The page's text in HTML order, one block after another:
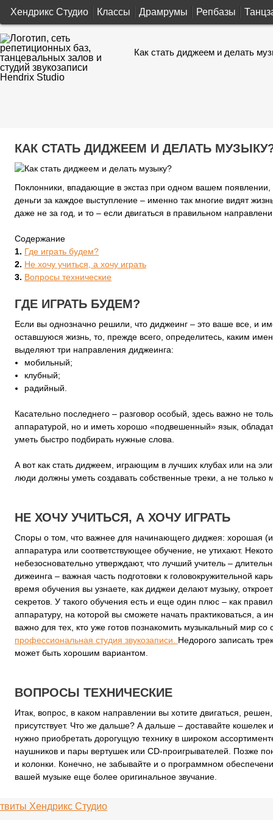
Хендрикс Студио Классы Драмрумы Репбазы
Как стать диджеем и делать
КАК СТАТЬ ДИДЖЕЕМ И ДЕЛАТЬ
Поклонники, впадающие в экстаз при одном вашем
деньги за каждое выступление – именно так многие видят
даже не за год, и то – если двигаться в правильном
Содержание
Где играть будем?
Не хочу учиться, а хочу играть
Вопросы технические
ГДЕ ИГРАТЬ БУДЕМ?
Если вы однозначно решили, что диджеинг – это ваше все, и
оставшуюся жизнь, то, прежде всего, определитесь, каким
выделяют три направления диджеинга:
мобильный;
клубный;
радийный.
Касательно последнего – разговор особый, здесь важно не
аппаратурой, но и иметь хорошо «подвешенный» язык,
уметь быстро подбирать нужные слова.
А вот как стать диджеем, играющим в лучших клубах или на
люди должны уметь создавать собственные треки, а не только
НЕ ХОЧУ УЧИТЬСЯ, А ХОЧУ ИГРАТЬ
Споры о том, что важнее для начинающего диджея: хорошая
аппаратура или соответствующее обучение, не утихают.
небезосновательно утверждают, что лучший учитель –
дижеинга – важная часть подготовки к головокружительной
время обучения вы узнаете, как диджеи делают музыку,
секретов. У такого обучения есть и еще один плюс – как
аппаратуру, на которой вы сможете начать практиковаться, а
важно для тех, кто уже готов познакомить музыкальный мир
профессиональная студия звукозаписи. Недорого записать
может быть хорошим вариантом.
ВОПРОСЫ ТЕХНИЧЕСКИЕ
Итак, вопрос, в каком направлении вы хотите двигаться,
присутствует. Что же дальше? А дальше – доставайте
нужно приобретать дорогущую технику в широком
наушников и пары вертушек или CD-проигрывателей. Позже
и колонки. Конечно, не забывайте и о программном
вашей музыке еще более оригинальное звучание.
твиты Хендрикс Студио